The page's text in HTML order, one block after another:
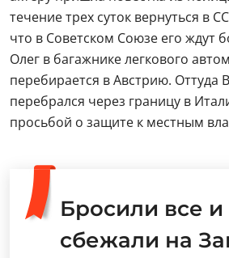
течение трех суток вернуться в
что в Советском Союзе его ждут
Олег в багажнике легкового
перебирается в Австрию. Оттуда
перебрался через границу в
просьбой о защите к местным
Бросили все и
сбежали на